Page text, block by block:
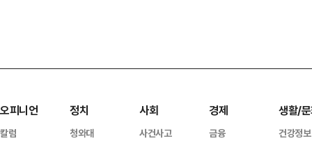
오피니언
칼럼
정치
청와대
사회
사건사고
경제
금융
생활/
건강정보